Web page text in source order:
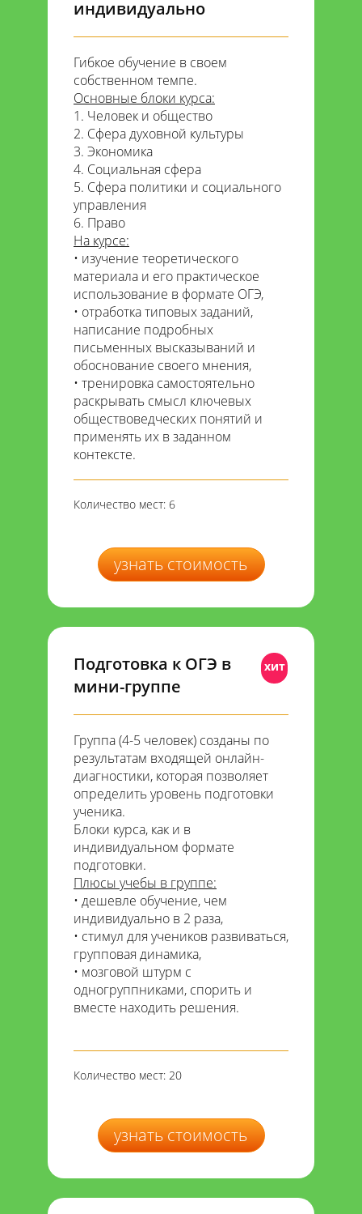
индивидуально
Гибкое обучение в своем
собственном темпе.
Основные блоки курса:
Человек и общество
Сфера духовной культуры
Экономика
Социальная сфера
Сфера политики и социального
управления
Право
На курсе:
изучение теоретического
материала и его практическое
использование в формате ОГЭ,
отработка типовых заданий,
написание подробных
письменных высказываний и
обоснование своего мнения,
тренировка самостоятельно
раскрывать смысл ключевых
обществоведческих понятий и
применять их в заданном
контексте.
Количество мест: 6
узнать стоимость
Подготовка к ОГЭ в
мини-группе
хит
Группа (4-5 человек) созданы по
результатам входящей онлайн-
диагностики, которая позволяет
определить уровень подготовки
ученика.
Блоки курса, как и в
индивидуальном формате
подготовки.
Плюсы учебы в группе:
дешевле обучение, чем
индивидуально в 2 раза,
стимул для учеников развиваться,
групповая динамика,
мозговой штурм с
одногруппниками, спорить и
вместе находить решения.
Количество мест: 20
узнать стоимость